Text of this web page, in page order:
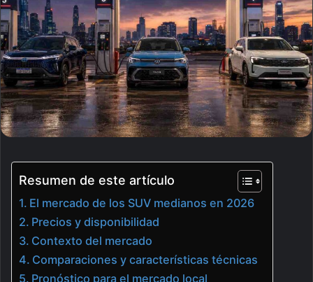
Resumen de este artículo
El mercado de los SUV medianos en 2026
Precios y disponibilidad
Contexto del mercado
Comparaciones y características técnicas
Pronóstico para el mercado local